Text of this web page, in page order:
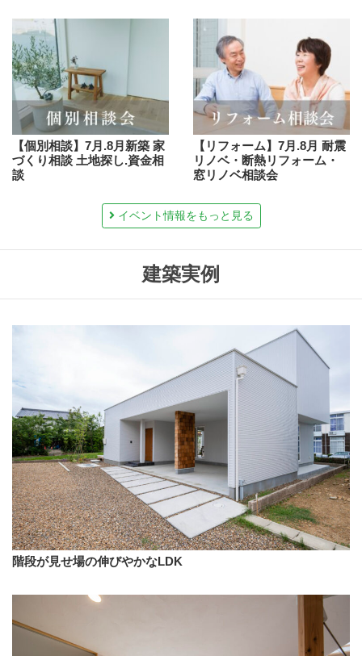
【個別相談】7月.8月新築 家
づくり相談 土地探し.資金相
談
【リフォーム】7月.8月 耐震
リノベ・断熱リフォーム・
窓リノベ相談会
イベント情報をもっと見る
建築実例
階段が見せ場の伸びやかなLDK